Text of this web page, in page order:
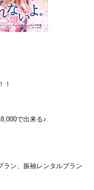
！
で出来る♪
ラン、振袖レンタルプラン